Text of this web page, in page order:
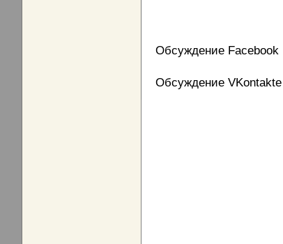
Обсуждение Facebook
Обсуждение VKontakte